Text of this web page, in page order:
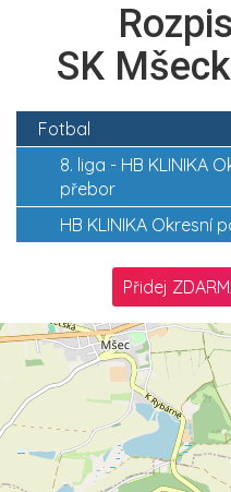
SK
Fotbal
8. liga - HB KLINIKA
přebor
HB KLINIKA Okresní
Přidej